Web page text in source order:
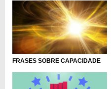
FRASES SOBRE CAPACIDADE